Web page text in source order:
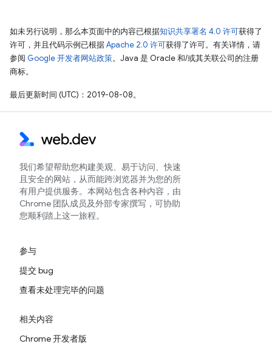
如未另行说明，那么本页面中的内容已根据知识共享署名 4.0 许可获得了
许可，并且代码示例已根据Apache 2.0 许可获得了许可。有关详情，请
参阅 Google 开发者网站政策。Java 是 Oracle 和/或其关联公司的注册
商标。
最后更新时间 (UTC)：2019-08-08。
我们希望帮助您构建美观、易于访问、快速
且安全的网站，从而能跨浏览器并为您的所
有用户提供服务。本网站包含各种内容，由
Chrome 团队成员及外部专家撰写，可协助
您顺利踏上这一旅程。
参与
提交 bug
查看未处理完毕的问题
相关内容
Chrome 开发者版